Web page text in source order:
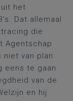
het
Dat allemaal
die
Agentschap
niet van plan
eens te gaan
van de
en hij